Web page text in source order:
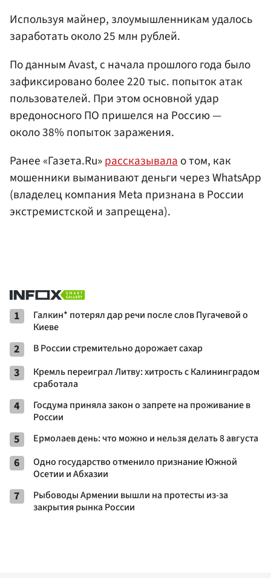
Используя майнер, злоумышленникам удалось
заработать около 25 млн рублей.
По данным Avast, с начала прошлого года было
зафиксировано более 220 тыс. попыток атак
пользователей. При этом основной удар
вредоносного ПО пришелся на Россию —
около 38% попыток заражения.
Ранее «Газета.Ru»рассказывалао том, как
мошенники выманивают деньги через WhatsApp
(владелец компания Meta признана в России
экстремистской и запрещена).
1
Галкин* потерял дар речи после слов Пугачевой о
Киеве
2 В России стремительно дорожает сахар
3
Кремль переиграл Литву: хитрость с Калининградом
сработала
4
Госдума приняла закон о запрете на проживание в
России
5 Ермолаев день: что можно и нельзя делать 8 августа
6
Одно государство отменило признание Южной
Осетии и Абхазии
7
Рыбоводы Армении вышли на протесты из-за
закрытия рынка России